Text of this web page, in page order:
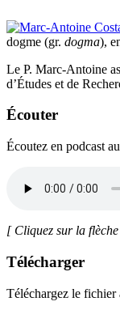
dogme (gr. dogma),
Le P. Marc-Antoine
d’Études et de
Écouter
Écoutez en podcast
[ Cliquez sur la
Télécharger
Téléchargez le